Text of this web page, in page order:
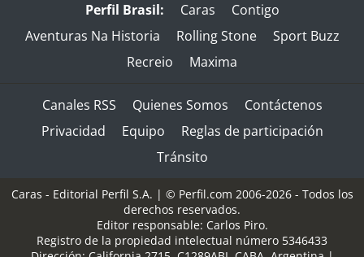
Perfil Brasil: Caras
Contigo
Aventuras Na Historia
Rolling Stone
Sport Buzz
Recreio
Maxima
Canales RSS Quienes Somos
Contáctenos
Privacidad
Equipo
Reglas de participación
Tránsito
Caras - Editorial Perfil S.A. | © Perfil.com 2006-2026 - Todos los
derechos reservados.
Editor responsable: Carlos Piro.
Registro de la propiedad intelectual número 5346433